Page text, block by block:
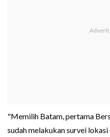
"Memilih Batam, pertama
sudah melakukan survei